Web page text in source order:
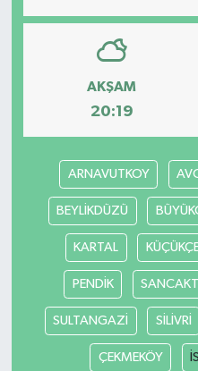
AKŞAM
20:19
ARNAVUTKOY
BEYLİKDÜZÜ
KARTAL
PENDİK
SULTANGAZİ SİLİVRİ
ÇEKMEKÖY